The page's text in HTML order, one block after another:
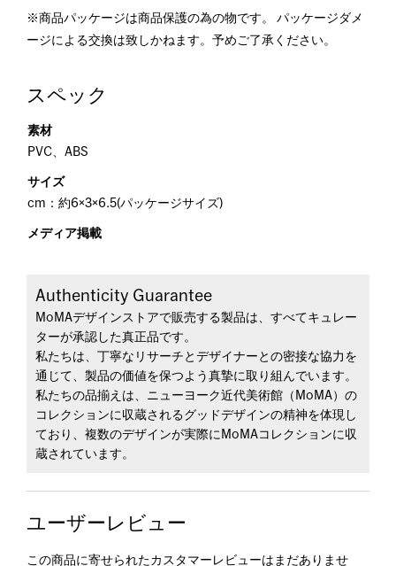
※商品パッケージは商品保護の為の物です。 パッケージダメ
ージによる交換は致しかねます。予めご了承ください。
スペック
素材
PVC、ABS
サイズ
cm：約6×3×6.5(パッケージサイズ)
メディア掲載
Authenticity Guarantee
MoMAデザインストアで販売する製品は、すべてキュレー
ターが承認した真正品です。
私たちは、丁寧なリサーチとデザイナーとの密接な協力を
通じて、製品の価値を保つよう真摯に取り組んでいます。
私たちの品揃えは、ニューヨーク近代美術館（MoMA）の
コレクションに収蔵されるグッドデザインの精神を体現し
ており、複数のデザインが実際にMoMAコレクションに収
蔵されています。
ユーザーレビュー
この商品に寄せられたカスタマーレビューはまだありませ